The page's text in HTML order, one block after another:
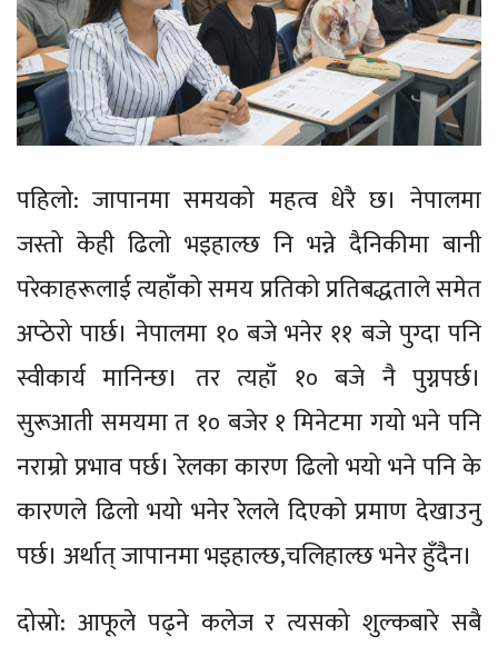
पहिलो: जापानमा समयको महत्व धेरै छ। नेपालमा
जस्तो केही ढिलो भइहाल्छ नि भन्ने दैनिकीमा बानी
परेकाहरूलाई त्यहाँको समय प्रतिको प्रतिबद्धताले समेत
अप्ठेरो पार्छ। नेपालमा १० बजे भनेर ११ बजे पुग्दा पनि
स्वीकार्य मानिन्छ। तर त्यहाँ १० बजे नै पुग्नपर्छ।
सुरूआती समयमा त १० बजेर १ मिनेटमा गयो भने पनि
नराम्रो प्रभाव पर्छ। रेलका कारण ढिलो भयो भने पनि के
कारणले ढिलो भयो भनेर रेलले दिएको प्रमाण देखाउनु
पर्छ। अर्थात् जापानमा भइहाल्छ,चलिहाल्छ भनेर हुँदैन।
दोस्रो: आफूले पढ्ने कलेज र त्यसको शुल्कबारे सबै